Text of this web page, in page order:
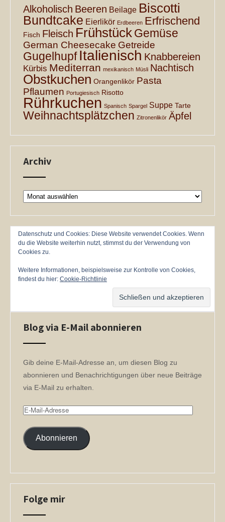
Alkoholisch Beeren Beilage Biscotti
Bundtcake Eierlikör Erdbeeren Erfrischend
Fisch Fleisch Frühstück Gemüse
German Cheesecake Getreide
Gugelhupf Italienisch Knabbereien
Kürbis Mediterran mexikanisch Müsli Nachtisch
Obstkuchen Orangenlikör Pasta
Pflaumen Portugiesisch Risotto
Rührkuchen Spanisch Spargel Suppe Tarte
Weihnachtsplätzchen Zitronenlikör Äpfel
Archiv
Archiv
Datenschutz und Cookies: Diese Website verwendet Cookies. Wenn
du die Website weiterhin nutzt, stimmst du der Verwendung von
Cookies zu.
Weitere Informationen, beispielsweise zur Kontrolle von Cookies,
findest du hier: Cookie-Richtlinie
Blog via E-Mail abonnieren
Gib deine E-Mail-Adresse an, um diesen Blog zu
abonnieren und Benachrichtigungen über neue Beiträge
via E-Mail zu erhalten.
E-
AdresseAbonnieren
Folge mir